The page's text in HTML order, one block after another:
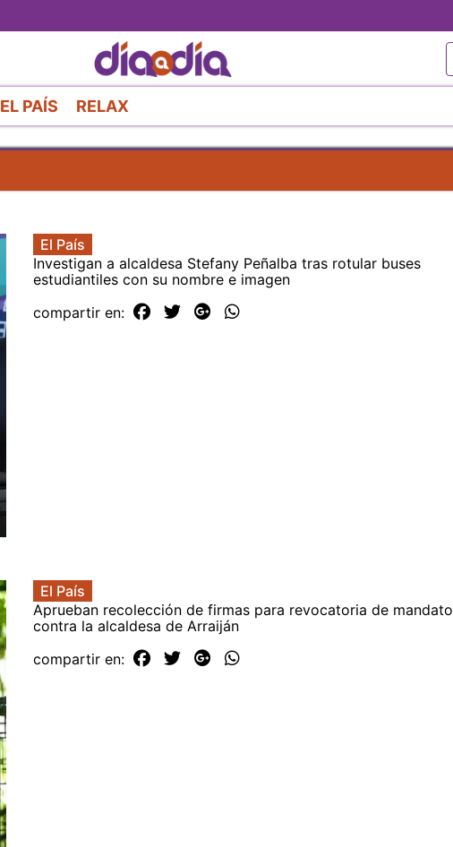
al
contenido
principal
EL PAÍS RELAX
El País
Investigan a alcaldesa Stefany Peñalba tras rotular buses
estudiantiles con su nombre e imagen
compartir en:
El País
Aprueban recolección de firmas para revocatoria de mandato
contra la alcaldesa de Arraiján
compartir en: